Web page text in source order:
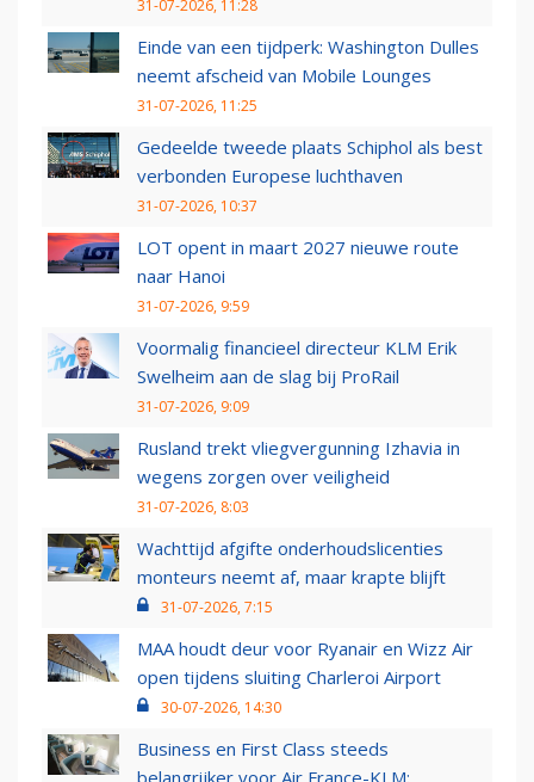
31-07-2026, 11:28
Einde van een tijdperk: Washington Dulles
neemt afscheid van Mobile Lounges
31-07-2026, 11:25
Gedeelde tweede plaats Schiphol als best
verbonden Europese luchthaven
31-07-2026, 10:37
LOT opent in maart 2027 nieuwe route
naar Hanoi
31-07-2026, 9:59
Voormalig financieel directeur KLM Erik
Swelheim aan de slag bij ProRail
31-07-2026, 9:09
Rusland trekt vliegvergunning Izhavia in
wegens zorgen over veiligheid
31-07-2026, 8:03
Wachttijd afgifte onderhoudslicenties
monteurs neemt af, maar krapte blijft
31-07-2026, 7:15
MAA houdt deur voor Ryanair en Wizz Air
open tijdens sluiting Charleroi Airport
30-07-2026, 14:30
Business en First Class steeds